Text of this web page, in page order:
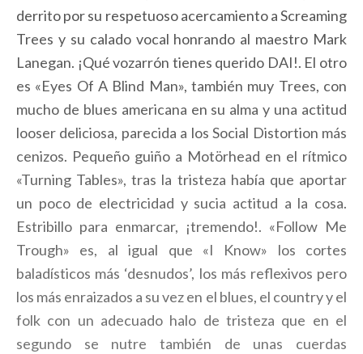
derrito por su respetuoso acercamiento a Screaming
Trees y su calado vocal honrando al maestro Mark
Lanegan. ¡Qué vozarrón tienes querido DAI!. El otro
es «Eyes Of A Blind Man», también muy Trees, con
mucho de blues americana en su alma y una actitud
looser deliciosa, parecida a los Social Distortion más
cenizos. Pequeño guiño a Motörhead en el rítmico
«Turning Tables», tras la tristeza había que aportar
un poco de electricidad y sucia actitud a la cosa.
Estribillo para enmarcar, ¡tremendo!. «Follow Me
Trough» es, al igual que «I Know» los cortes
baladísticos más ‘desnudos’, los más reflexivos pero
los más enraizados a su vez en el blues, el country y el
folk con un adecuado halo de tristeza que en el
segundo se nutre también de unas cuerdas